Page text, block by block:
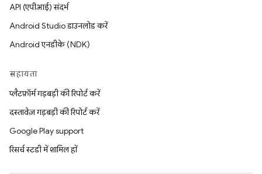
API (एपीआई) संदर्भ
Android Studio डाउनलोड करें
Android एनडीके (NDK)
सहायता
प्लैटफ़ॉर्म गड़बड़ी की रिपोर्ट करें
दस्तावेज़ गड़बड़ी की रिपोर्ट करें
Google Play support
रिसर्च स्टडी में शामिल हों